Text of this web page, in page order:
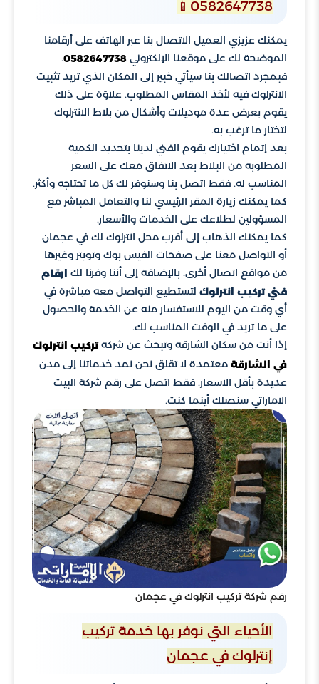
0582647738📱
يمكنك عزيزي العميل الاتصال بنا عبر الهاتف على أرقامنا
الموضحة لك على موقعنا الإلكتروني 0582647738
.
فبمجرد اتصالك بنا سيأتي خبير إلى المكان الذي تريد تثبيت
الانترلوك فيه لأخذ المقاس المطلوب. علاوًة على ذلك
يقوم بعرض عدة موديلات وأشكال من بلاط الانترلوك
لتختار ما ترغب به.
بعد إتمام اختيارك يقوم الفني لدينا بتحديد الكمية
المطلوبة من البلاط بعد الاتفاق معك على السعر
المناسب له. فقط اتصل بنا وسنوفر لك كل ما تحتاجه وأكثر.
كما يمكنك زيارة المقر الرئيسي لنا والتعامل المباشر مع
المسؤولين لطلاعك على الخدمات والأسعار.
كما يمكنك الذهاب إلى أقرب محل انترلوك لك في عجمان
أو التواصل معنا على صفحات الفيس بوك وتويتر وغيرها
من مواقع اتصال أخرى. بالإضافة إلى أننا وفرنا لك ارقام
فني تركيب انترلوك لتستطيع التواصل معه مباشرة في
أي وقت من اليوم للاستفسار منه عن الخدمة والحصول
على ما تريد في الوقت المناسب لك.
إذا أنت من سكان الشارقة وتبحث عن شركةتركيب انترلوك
في الشارقة معتمدة لا تقلق نحن نمد خدماتنا إلى مدن
عديدة بأقل الاسعار. فقط اتصل على رقم شركة البيت
الاماراتي سنصلك أينما كنت.
رقم شركة تركيب انترلوك في عجمان
الأحياء التي نوفر بها خدمة تركيب
إنترلوك في عجمان